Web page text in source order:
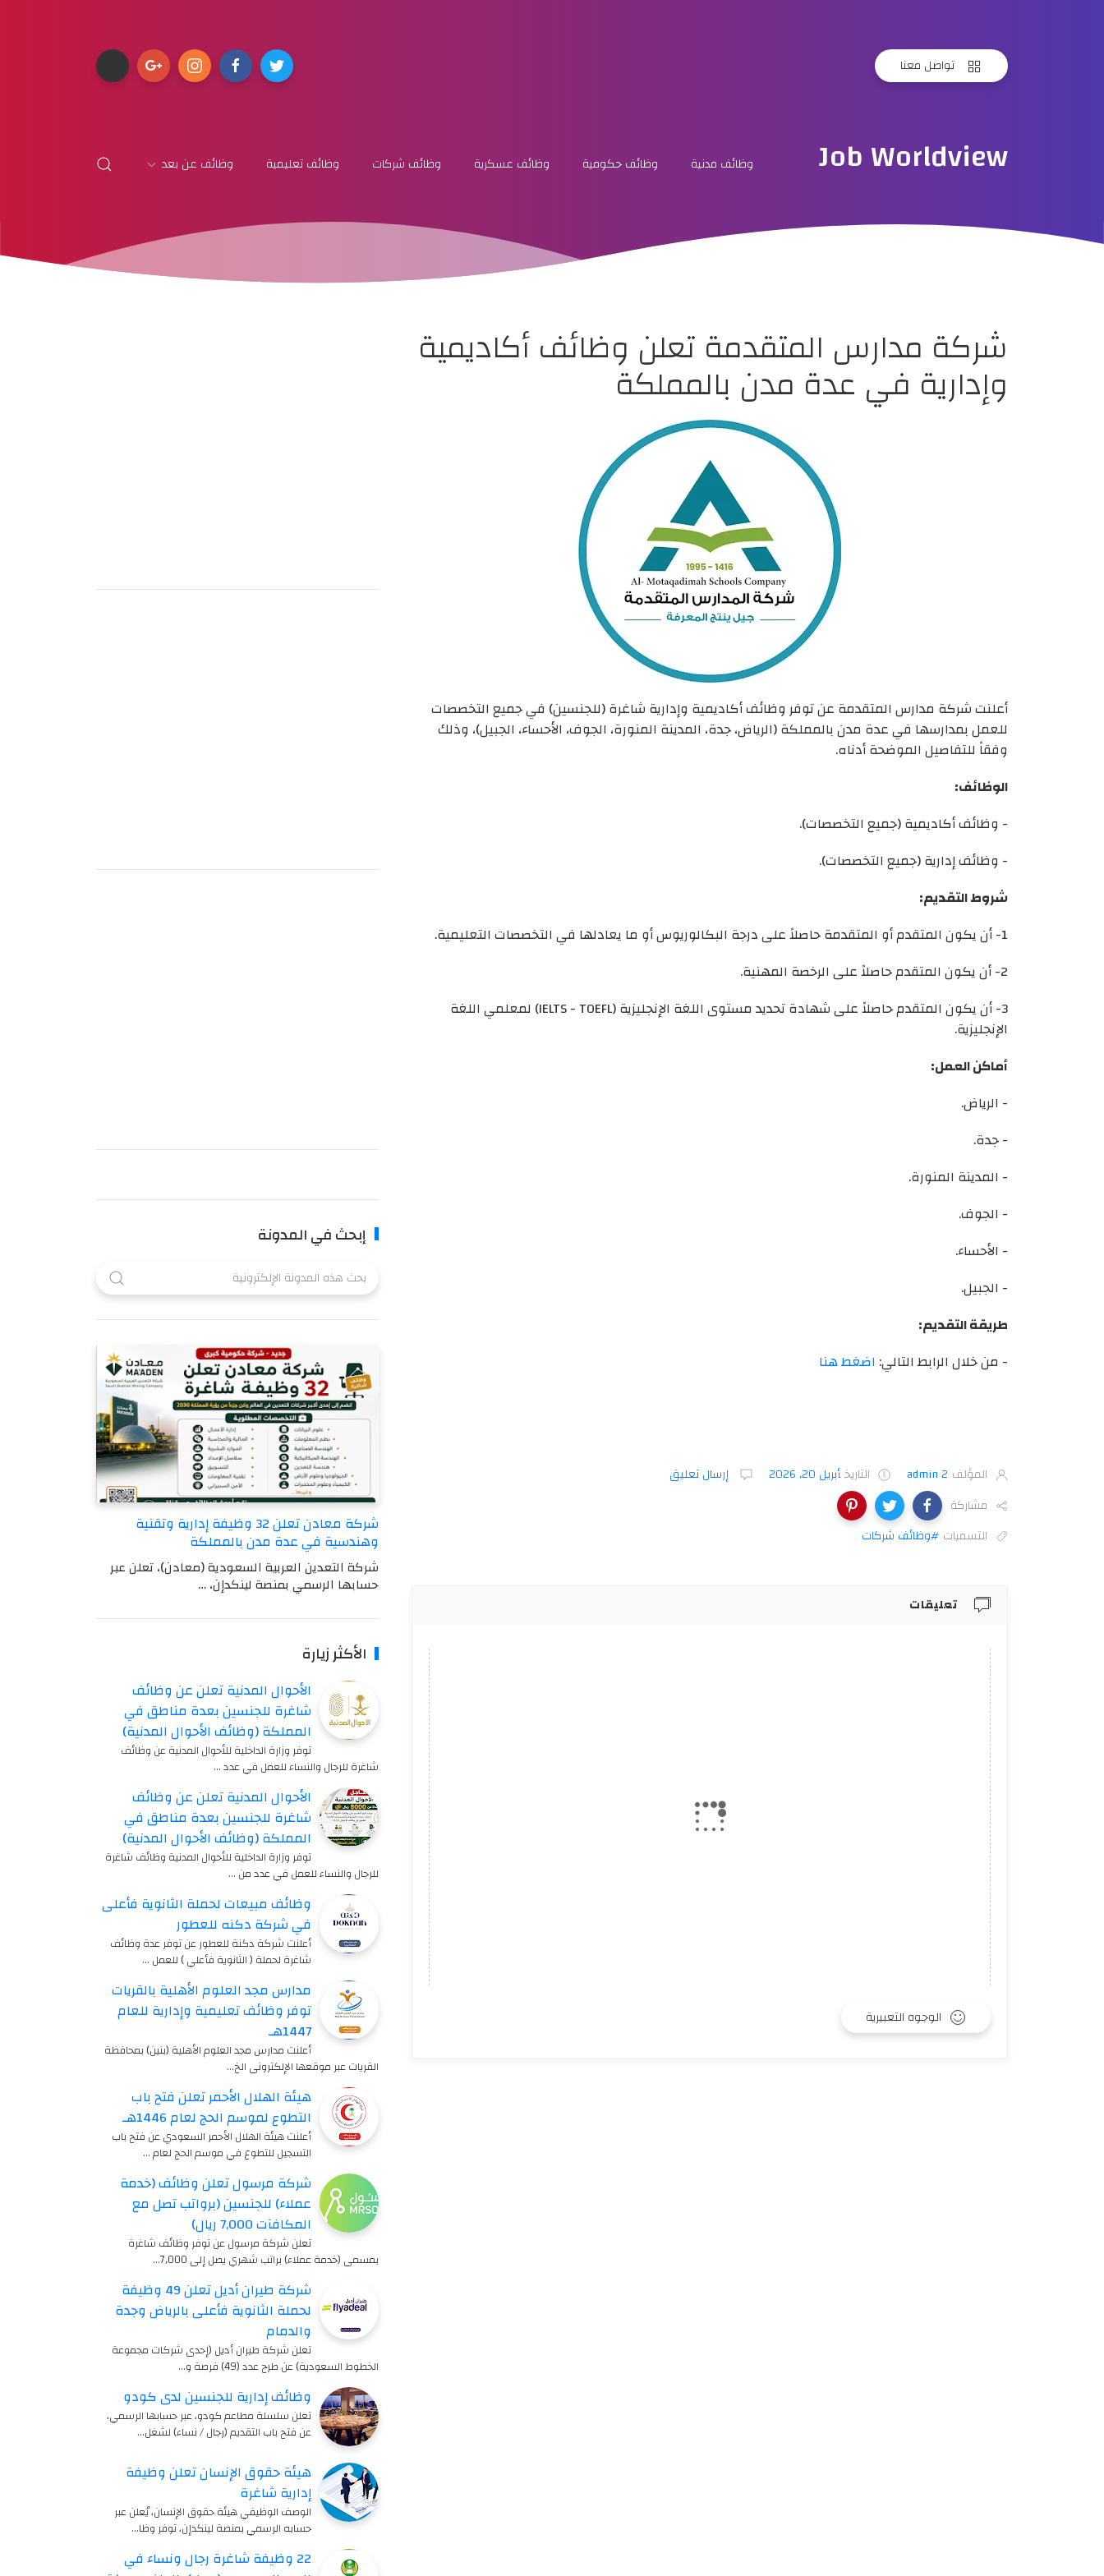
تواصل معنا
Job Worldview وظائف مدنية وظائف حكومية وظائف عسكرية وظائف شركات وظائف تعليمية وظائف عن بعد
شركة مدارس المتقدمة تعلن وظائف أكاديمية
وإدارية في عدة مدن بالمملكة
أعلنت شركة مدارس المتقدمة عن توفر وظائف أكاديمية وإدارية شاغرة (للجنسين) في جميع التخصصات
للعمل بمدارسها في عدة مدن بالمملكة (الرياض، جدة، المدينة المنورة، الجوف، الأحساء، الجبيل)، وذلك
وفقاً للتفاصيل الموضحة أدناه.
الوظائف:
- وظائف أكاديمية (جميع التخصصات).
- وظائف إدارية (جميع التخصصات).
شروط التقديم:
1- أن يكون المتقدم أو المتقدمة حاصلاً على درجة البكالوريوس أو ما يعادلها في التخصصات التعليمية.
2- أن يكون المتقدم حاصلاً على الرخصة المهنية.
3- أن يكون المتقدم حاصلاً على شهادة تحديد مستوى اللغة الإنجليزية (IELTS - TOEFL) لمعلمي اللغة
الإنجليزية.
أماكن العمل:
- الرياض.
- جدة.
- المدينة المنورة.
- الجوف.
- الأحساء.
- الجبيل.
طريقة التقديم:
- من خلال الرابط التالي: اضغط هنا
المؤلف admin 2 التاريخأبريل 20, 2026
إرسال تعليق
مشاركة
التسميات #وظائف شركات
تعليقات
الوجوه التعبيرية
إبحث في المدونة
شركة معادن تعلن 32 وظيفة إدارية وتقنية
وهندسية في عدة مدن بالمملكة
شركة التعدين العربية السعودية (معادن)، تعلن عبر
حسابها الرسمي بمنصة لينكدإن، …
الأكثر زيارة
الأحوال المدنية تعلن عن وظائف
شاغرة للجنسين بعدة مناطق في
المملكة (وظائف الأحوال المدنية)
توفر وزارة الداخلية للأحوال المدنية عن وظائف
شاغرة للرجال والنساء للعمل في عدد …
الأحوال المدنية تعلن عن وظائف
شاغرة للجنسين بعدة مناطق في
المملكة (وظائف الأحوال المدنية)
توفر وزارة الداخلية للأحوال المدنية وظائف شاغرة
للرجال والنساء للعمل في عدد من …
وظائف مبيعات لحملة الثانوية فأعلى
في شركة دكنه للعطور
أعلنت شركة دكنة للعطور عن توفر عدة وظائف
شاغرة لحملة ( الثانوية فأعلي ) للعمل …
مدارس مجد العلوم الأهلية بالقريات
توفر وظائف تعليمية وإدارية للعام
1447هـ
أعلنت مدارس مجد العلوم الأهلية (بنين) بمحافظة
القريات عبر موقعها الإلكترونى الخ…
هيئة الهلال الأحمر تعلن فتح باب
التطوع لموسم الحج لعام 1446هـ
أعلنت هيئة الهلال الأحمر السعودي عن فتح باب
التسجيل للتطوع في موسم الحج لعام …
شركة مرسول تعلن وظائف (خدمة
عملاء) للجنسين (برواتب تصل مع
المكافآت 7,000 ريال)
تعلن شركة مرسول عن توفر وظائف شاغرة
بمسمى (خدمة عملاء) براتب شهري يصل إلى 7,000…
شركة طيران أديل تعلن 49 وظيفة
لحملة الثانوية فأعلى بالرياض وجدة
والدمام
تعلن شركة طيران أديل (إحدى شركات مجموعة
الخطوط السعودية) عن طرح عدد (49) فرصة و…
وظائف إدارية للجنسين لدى كودو
تعلن سلسلة مطاعم كودو، عبر حسابها الرسمي،
عن فتح باب التقديم (رجال / نساء) لشغل…
هيئة حقوق الإنسان تعلن وظيفة
إدارية شاغرة
الوصف الوظيفي هيئة حقوق الإنسان، يُعلن عبر
حسابه الرسمي بمنصة لينكدإن، توفر وظا…
22 وظيفة شاغرة رجال ونساء في